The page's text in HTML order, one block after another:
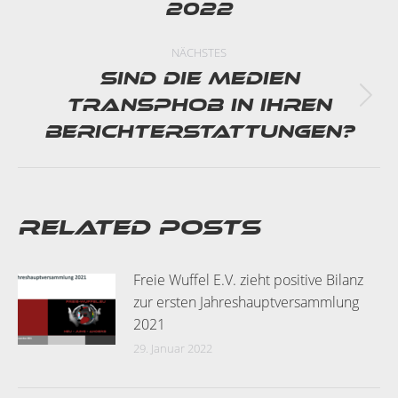
Beitrag:
2022
NÄCHSTES
Nächster
Beitrag:
Sind die Medien
Transphob in ihren
Berichterstattungen?
Related posts
Freie Wuffel E.V. zieht positive Bilanz
zur ersten Jahreshauptversammlung
2021
29. Januar 2022